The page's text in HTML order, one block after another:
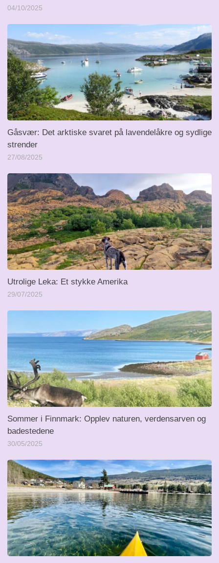
04/10/2025
Gåsvær: Det arktiske svaret på lavendelåkre og sydlige
strender
27/08/2025
Utrolige Leka: Et stykke Amerika
29/07/2025
Sommer i Finnmark: Opplev naturen, verdensarven og
badestedene
30/05/2025